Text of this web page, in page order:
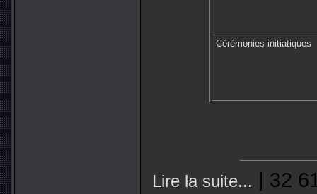
Cérémonies initiatiques
Lire la suite... | 32